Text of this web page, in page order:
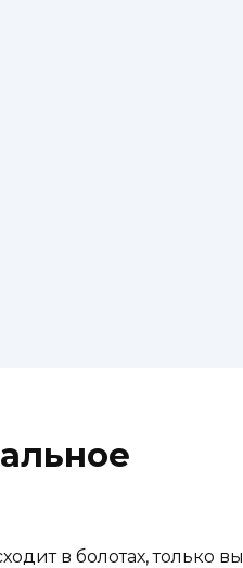
в болотах, только вы